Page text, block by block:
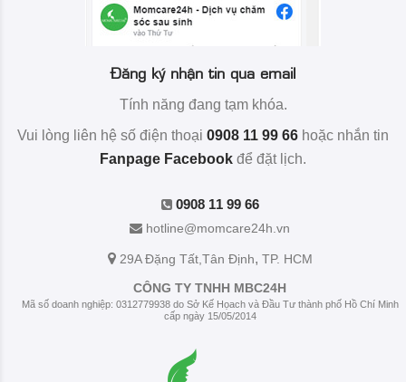
Đăng ký nhận tin qua email
Tính năng đang tạm khóa.
Vui lòng liên hệ số điện thoại 0908 11 99 66 hoặc nhắn tin
Fanpage Facebook để đặt lịch.
0908 11 99 66
hotline@momcare24h.vn
29A Đặng Tất,Tân Định, TP. HCM
CÔNG TY TNHH MBC24H
Mã số doanh nghiệp: 0312779938 do Sở Kế Họach và Đầu Tư thành phố Hồ Chí Minh
cấp ngày 15/05/2014